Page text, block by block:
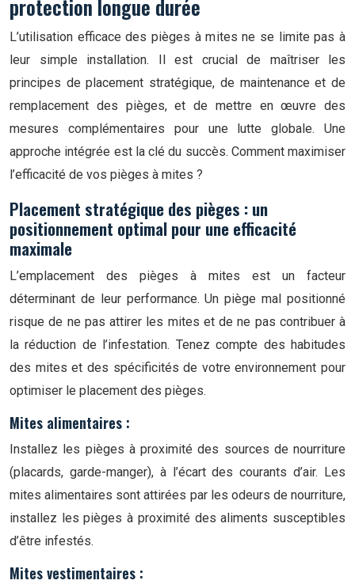
protection longue durée
L’utilisation efficace des pièges à mites ne se limite pas à
leur simple installation. Il est crucial de maîtriser les
principes de placement stratégique, de maintenance et de
remplacement des pièges, et de mettre en œuvre des
mesures complémentaires pour une lutte globale. Une
approche intégrée est la clé du succès. Comment maximiser
l’efficacité de vos pièges à mites ?
Placement stratégique des pièges : un
positionnement optimal pour une efficacité
maximale
L’emplacement des pièges à mites est un facteur
déterminant de leur performance. Un piège mal positionné
risque de ne pas attirer les mites et de ne pas contribuer à
la réduction de l’infestation. Tenez compte des habitudes
des mites et des spécificités de votre environnement pour
optimiser le placement des pièges.
Mites alimentaires :
Installez les pièges à proximité des sources de nourriture
(placards, garde-manger), à l’écart des courants d’air. Les
mites alimentaires sont attirées par les odeurs de nourriture,
installez les pièges à proximité des aliments susceptibles
d’être infestés.
Mites vestimentaires :